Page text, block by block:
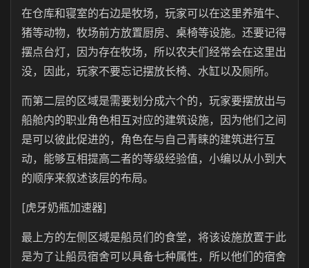
在仓库和寝室的右边是牧场，玩家可以在这里养殖牛、
猪等动物，牧场前方放置厨房、桌椅等设施。还要记得
摆点台灯，因为存在牧场，所以农夫们经常会在这里出
没，因此，玩家不要忘记摆放长椅、水缸以及厕所。
而第二层的区域是需要划分成六个的，玩家要摆放出与
船舱内的职业角色相互对应的建筑设施，因为他们之间
是可以彼此促进的，角色在与自己青睐的建筑进行互
动，能够互相提高二者的等级经验值，小编以从小到大
的顺序来叙述该层的布局。
[虎牙奶瓶加速器]
最上方的左侧区域是船员们的食堂，将该设施放置于此
是为了让船员宿舍可以具备七种属性，所以他们的宿舍